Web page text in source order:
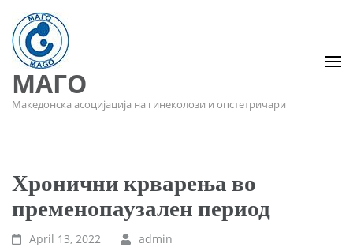
МАГО
Македонска асоцијација на гинеколози и опстетричари
Хронични крварења во
пременопаузален период
April 13, 2022 admin